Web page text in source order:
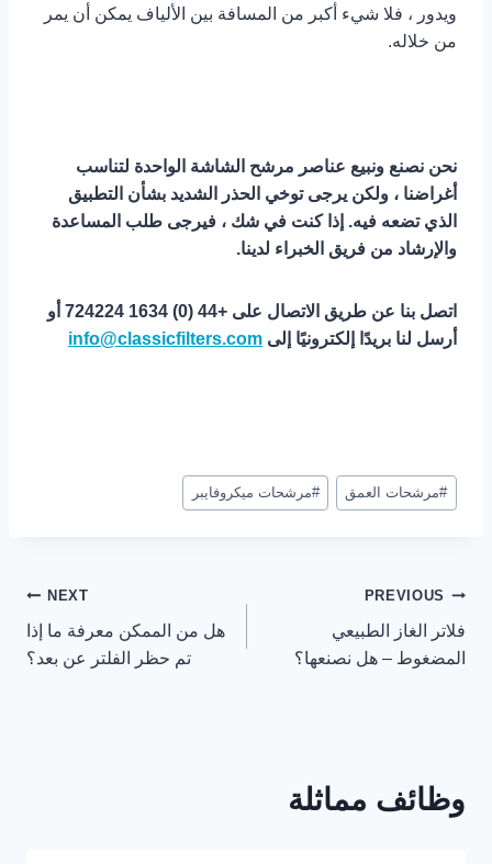
ويدور ، فلا شيء أكبر من المسافة بين الألياف يمكن أن يمر
من خلاله.
نحن نصنع ونبيع عناصر مرشح الشاشة الواحدة لتناسب
أغراضنا ، ولكن يرجى توخي الحذر الشديد بشأن التطبيق
الذي تضعه فيه. إذا كنت في شك ، فيرجى طلب المساعدة
والإرشاد من فريق الخبراء لدينا.
اتصل بنا عن طريق الاتصال على +44 (0) 1634 724224 أو
أرسل لنا بريدًا إلكترونيًا إلى info@classicfilters.com
نشر
العلامات:
#مرشحات العمق #مرشحات ميكروفايبر
تصفّح
المقالات
PREVIOUS
فلاتر الغاز الطبيعي
المضغوط – هل نصنعها؟
NEXT
هل من الممكن معرفة ما إذا
تم حظر الفلتر عن بعد؟
وظائف مماثلة